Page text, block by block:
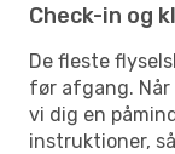
Check-in og
De fleste
før afgang. Når
vi dig en
instruktioner,